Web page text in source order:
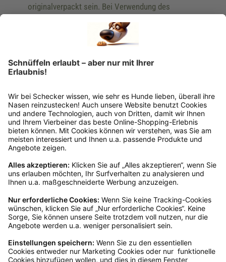
originalverpackt sein. Bei Verwendung des
Rücksendung?
Bitte fülle das Rücksendeformular aus. Dieses
findest du online. Verpacke die Artikel
anschließend sicher und klebe das
Rücksendeetikett auf das Paket. Dieses kannst du
dir in deinem Kundenkonto anfordern. Hast du als
verkauf@schecker.de oder rufe zu unseren
Servicezeiten an, dann lassen wir dir ein